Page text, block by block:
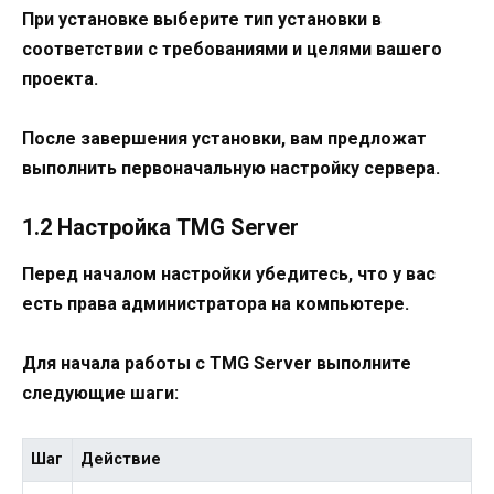
При установке выберите тип установки в
соответствии с требованиями и целями вашего
проекта.
После завершения установки, вам предложат
выполнить первоначальную настройку сервера.
1.2 Настройка TMG Server
Перед началом настройки убедитесь, что у вас
есть права администратора на компьютере.
Для начала работы с TMG Server выполните
следующие шаги:
Шаг Действие